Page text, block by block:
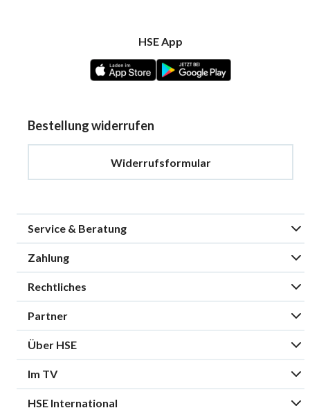
HSE App
Bestellung widerrufen
Widerrufsformular
Service & Beratung
Zahlung
Rechtliches
Partner
Über HSE
Im TV
HSE International